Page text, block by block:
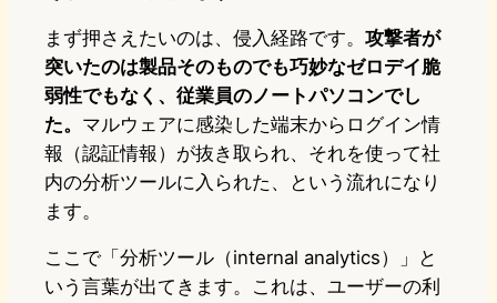
まず押さえたいのは、侵入経路です。 攻撃者が
突いたのは製品そのものでも巧妙なゼロデイ脆
弱性でもなく、従業員のノートパソコンでし
た。 マルウェアに感染した端末からログイン情
報（認証情報）が抜き取られ、それを使って社
内の分析ツールに入られた、という流れになり
ます。
ここで「分析ツール（internal analytics）」と
いう言葉が出てきます。これは、ユーザーの利